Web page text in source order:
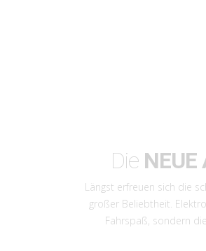
Die NEUE
Längst erfreuen sich die
großer Beliebtheit.
Fahrspaß, sondern